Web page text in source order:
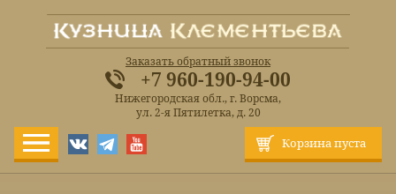
Корзина пуста
Заказать обратный звонок
+7 960-190-94-00
Нижегородская обл., г. Ворсма,
ул. 2-я Пятилетка, д. 20